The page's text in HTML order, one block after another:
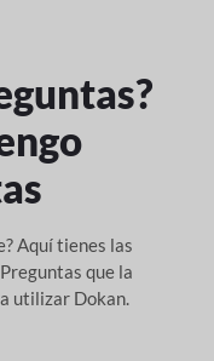
Aquí tienes las
Preguntas que la
utilizar Dokan.